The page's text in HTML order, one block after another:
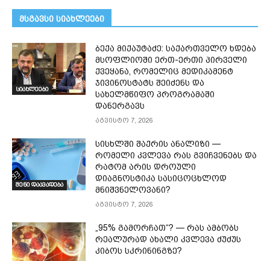
მსგავსი სიახლეები
სიახლეები
ბექა მიქაუტაძე: საქართველო ხდება
მსოფლიოში ერთ-ერთი პირველი
ქვეყანა, რომელიც მედიკამენტ
ჯივინოსტატს შეიძენს და
სახელმწიფო პროგრამაში
დანერგავს
აგვისტო 7, 2026
შენი დაავადება
სისხლში შაქრის ანალიზი —
რომელი კვლევა რას გვიჩვენებს და
რატომ არის დროული
დიაგნოსტიკა სასიცოცხლოდ
მნიშვნელოვანი?
აგვისტო 7, 2026
„95% გამორჩათ“? — რას ამბობს
რეალურად ახალი კვლევა ძუძუს
კიბოს სკრინინგზე?